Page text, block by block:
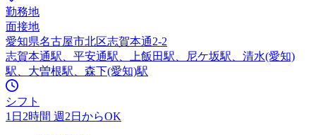
勤務地
面接地
愛知県名古屋市北区志賀本通2-2
志賀本通駅、平安通駅、上飯田駅、尼ケ坂駅、清水(愛知)
駅、大曽根駅、森下(愛知)駅
シフト
1日2時間 週2日からOK